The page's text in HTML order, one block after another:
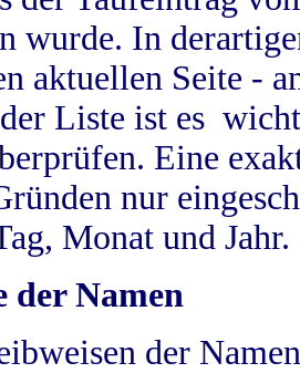
wurde. In
aktuellen Seite -
Liste ist es
Eine
nur
Monat und Jahr.
der Namen
der